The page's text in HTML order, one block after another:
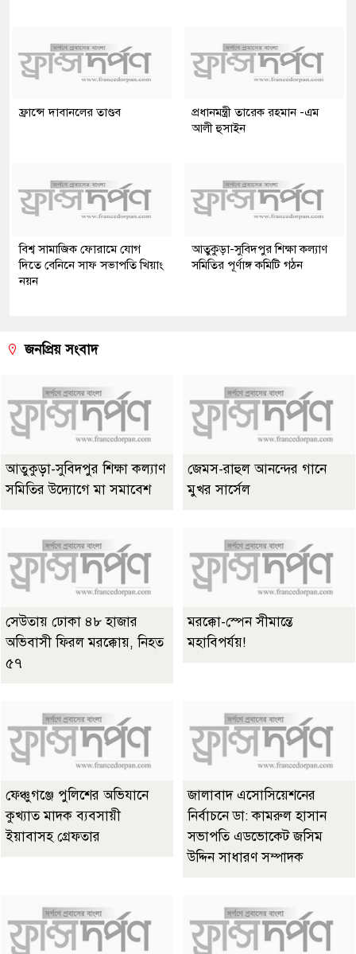
ফ্রান্সে দাবানলের তাণ্ডব
প্রধানমন্ত্রী তারেক রহমান -এম
আলী হুসাইন
বিশ্ব সামাজিক ফোরামে যোগ
দিতে বেনিনে সাফ সভাপতি খিয়াং
নয়ন
আতুকুড়া-সুবিদপুর শিক্ষা কল্যাণ
সমিতির পূর্ণাঙ্গ কমিটি গঠন
জনপ্রিয় সংবাদ
আতুকুড়া-সুবিদপুর শিক্ষা কল্যাণ
সমিতির উদ্যোগে মা সমাবেশ
জেমস-রাহুল আনন্দের গানে
মুখর সার্সেল
সেউতায় ঢোকা ৪৮ হাজার
অভিবাসী ফিরল মরক্কোয়, নিহত
৫৭
মরক্কো-স্পেন সীমান্তে
মহাবিপর্যয়!
ফেঞ্চুগঞ্জে পুলিশের অভিযানে
কুখ্যাত মাদক ব্যবসায়ী
ইয়াবাসহ গ্রেফতার
জালাবাদ এসোসিয়েশনের
নির্বাচনে ডা: কামরুল হাসান
সভাপতি এডভোকেট জসিম
উদ্দিন সাধারণ সম্পাদক